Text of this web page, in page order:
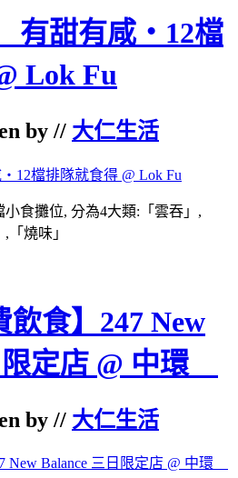
有甜有咸‧12檔
Lok Fu
by // 大仁生活
食攤位, 分為4大類:「雲吞」,
「燒味」
飲食】247 New
限定店 @ 中環
by // 大仁生活